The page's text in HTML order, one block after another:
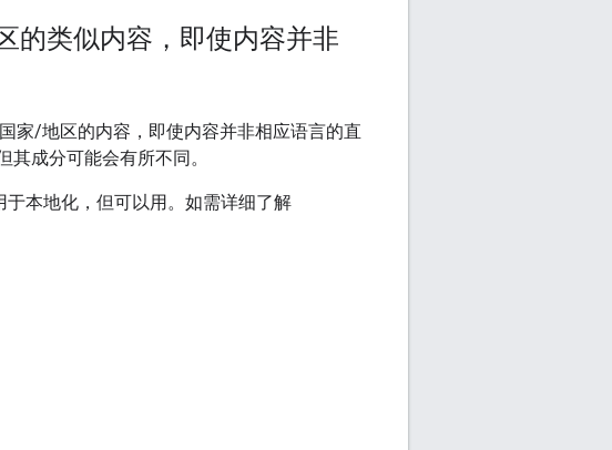
的类似内容，即使内容并非
家/地区的内容，即使内容并非相应语言的直
成分可能会有所不同。
本地化，但可以用。如需详细了解